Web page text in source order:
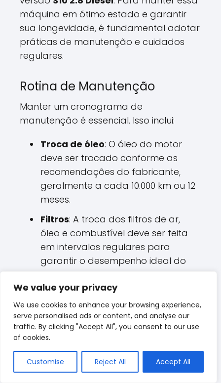
We value your privacy
We use cookies to enhance your browsing experience,
serve personalised ads or content, and analyse our
traffic. By clicking "Accept All", you consent to our use
of cookies.
Customise Reject All Accept All
máquina em ótimo estado e garantir
sua longevidade, é fundamental adotar
práticas de manutenção e cuidados
regulares.
Rotina de Manutenção
Manter um cronograma de
manutenção é essencial. Isso inclui:
Troca de óleo: O óleo do motor
deve ser trocado conforme as
recomendações do fabricante,
geralmente a cada 10.000 km ou 12
meses.
Filtros: A troca dos filtros de ar,
óleo e combustível deve ser feita
em intervalos regulares para
garantir o desempenho ideal do
Verificação de fluidos
importante checar periodicamente
os níveis de fluido de freio, líquido
de arrefecimento e fluido de
direção hidráulica.